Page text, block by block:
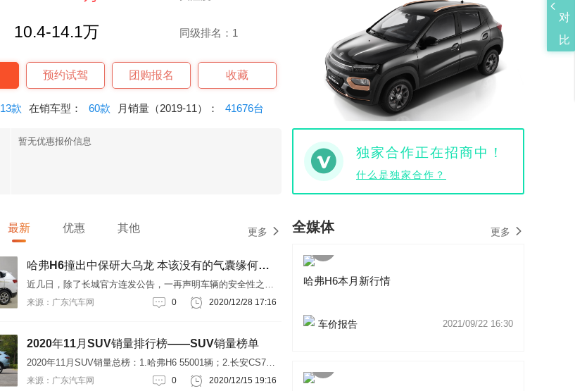
10.4-14.1万 同级排名：1
预约试驾 团购报名 收藏
13款 在销车型： 60款 月销量（2019-11）： 41676台
暂无优惠报价信息
独家合作正在招商中！
什么是独家合作？
最新 优惠 其他 更多
哈弗H6撞出中保研大乌龙 本该没有的气囊缘何凭空出现？
近几日，除了长城官方连发公告，一再声明车辆的安全性之
外，很多人也用中保研在今年对于第二代哈弗H6的安全指数评
来源：广东汽车网 0 2020/12/28 17:16
2020年11月SUV销量排行榜——SUV销量榜单
2020年11月SUV销量总榜：1.哈弗H6 55001辆；2.长安CS75
32759辆；3.本田CR-V 31455辆；4.吉利博越 26136辆；5.日
来源：广东汽车网 0 2020/12/15 19:16
全媒体 更多
哈弗H6本月新行情
车价报告 2021/09/22 16:30
对
比